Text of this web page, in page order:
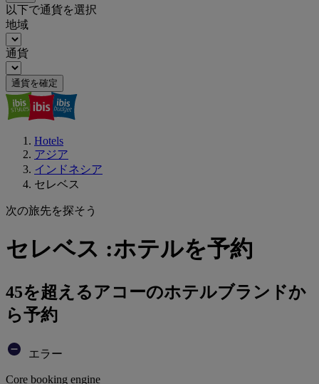
以下で通貨を選択
地域
通貨
通貨を確定
Hotels
アジア
インドネシア
セレベス
次の旅先を探そう
セレベス :ホテルを予約
45を超えるアコーのホテルブランドか
ら予約
エラー
Core booking engine